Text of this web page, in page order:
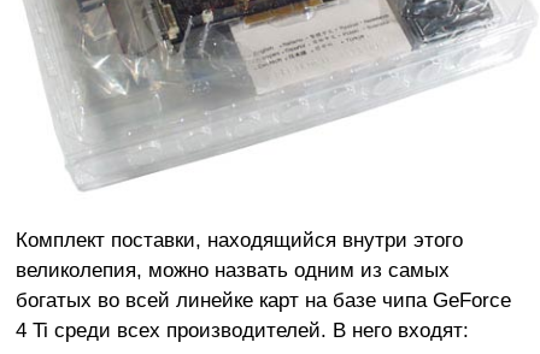
Комплект поставки, находящийся внутри этого
великолепия, можно назвать одним из самых
богатых во всей линейке карт на базе чипа GeForce
4 Ti среди всех производителей. В него входят: